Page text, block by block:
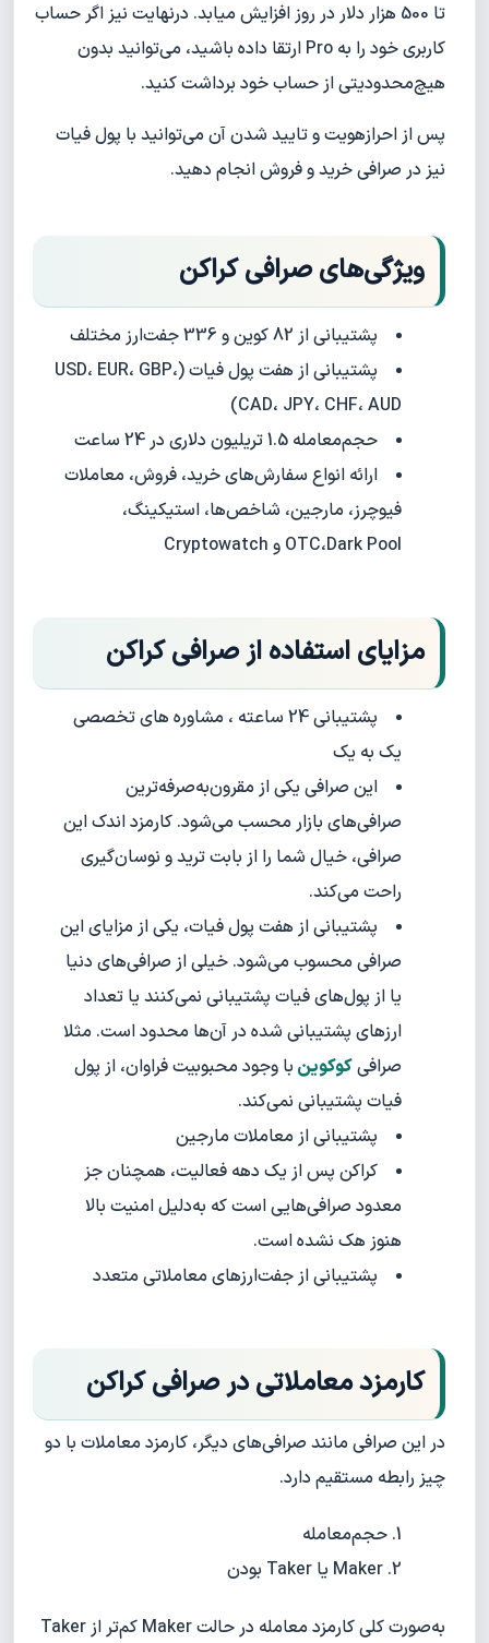
تا 500 هزار دلار در روز افزایش میابد. درنهایت نیز اگر حساب
کاربری خود را به Pro ارتقا داده باشید، می‌توانید بدون
هیچ‌محدودیتی از حساب خود برداشت کنید.
پس از احرازهویت و تایید شدن آن می‌توانید با پول فیات
نیز در صرافی خرید و فروش انجام دهید.
ویژگی‌های صرافی کراکن
پشتیبانی از 82 کوین و 336 جفت‌ارز مختلف
پشتیبانی از هفت پول‌ فیات (USD، EUR، GBP،
CAD، JPY، CHF، AUD)
حجم‌معامله 1.5 تریلیون دلاری در 24 ساعت
ارائه انواع سفارش‌های خرید، فروش، معاملات
فیوچرز، مارجین، شاخص‌ها، استیکینگ،
OTC،Dark Pool و Cryptowatch
مزایای استفاده از صرافی کراکن
پشتیبانی 24 ساعته ، مشاوره های تخصصی
یک به یک
این صرافی یکی از مقرون‌به‌صرفه‌ترین
صرافی‌های بازار محسب می‌شود. کارمزد اندک این
صرافی، خیال شما را از بابت ترید و نوسان‌گیری
راحت می‌کند.
پشتیبانی از هفت پول فیات، یکی از مزایای این
صرافی محسوب می‌شود. خیلی از صرافی‌های دنیا
یا از پول‌های فیات پشتیبانی نمی‌کنند یا تعداد
ارزهای پشتیبانی شده در آن‌ها محدود است. مثلا
صرافیکوکوین با وجود محبوبیت فراوان، از پول
فیات پشتیبانی نمی‌کند.
پشتیبانی از معاملات مارجین
کراکن پس از یک دهه فعالیت، همچنان جز
معدود صرافی‌هایی است که به‌دلیل امنیت بالا
هنوز هک نشده است.
پشتیبانی از جفت‌ارزهای معاملاتی متعدد
کارمزد معاملاتی در صرافی کراکن
در این صرافی مانند صرافی‌های دیگر، کارمزد معاملات با دو
چیز رابطه مستقیم دارد.
حجم‌معامله
Maker یا Taker بودن
به‌صورت کلی کارمزد معامله در حالت Maker کم‌تر از Taker